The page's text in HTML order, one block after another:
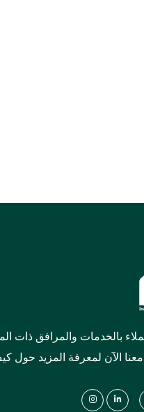
بالخدمات والمرافق ذات
الآن لمعرفة المزيد حول